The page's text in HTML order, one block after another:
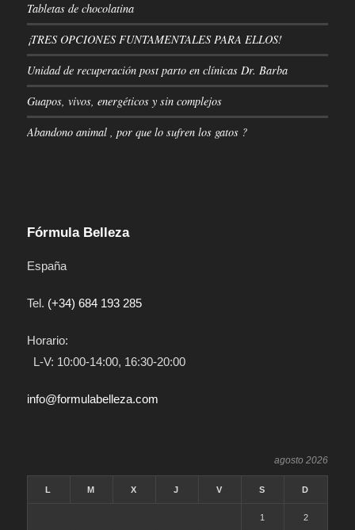
Tabletas de chocolatina
¡TRES OPCIONES FUNTAMENTALES PARA ELLOS!
Unidad de recuperación post parto en clínicas Dr. Barba
Guapos, vivos, energéticos y sin complejos
Abandono animal , por que lo sufren los gatos ?
Fórmula Belleza
España
Tel. (+34) 684 193 285
Horario:
L-V: 10:00-14:00, 16:30-20:00
info@formulabelleza.com
agosto 2026
L M X J V S D
1 2